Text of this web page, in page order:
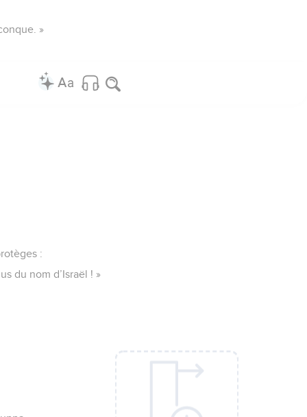
»
:
du nom d’Israël ! »